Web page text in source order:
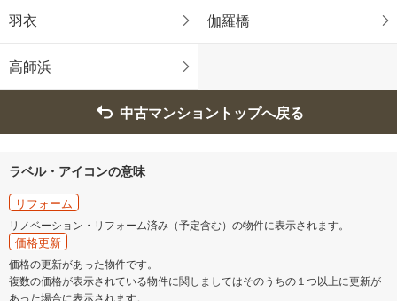
東区 西区
南区
大阪府のそのほかの地域
吹田市
貝塚市 守口市
枚方市 富田林市
羽衣 伽羅橋
高師浜
中古マンショントップへ戻る
ラベル・アイコンの意味
リフォーム
リノベーション・リフォーム済み（予定含む）の物件に表示されます。
価格更新
価格の更新があった物件です。
複数の価格が表示されている物件に関しましてはそのうちの１つ以上に更新が
あった場合に表示されます。